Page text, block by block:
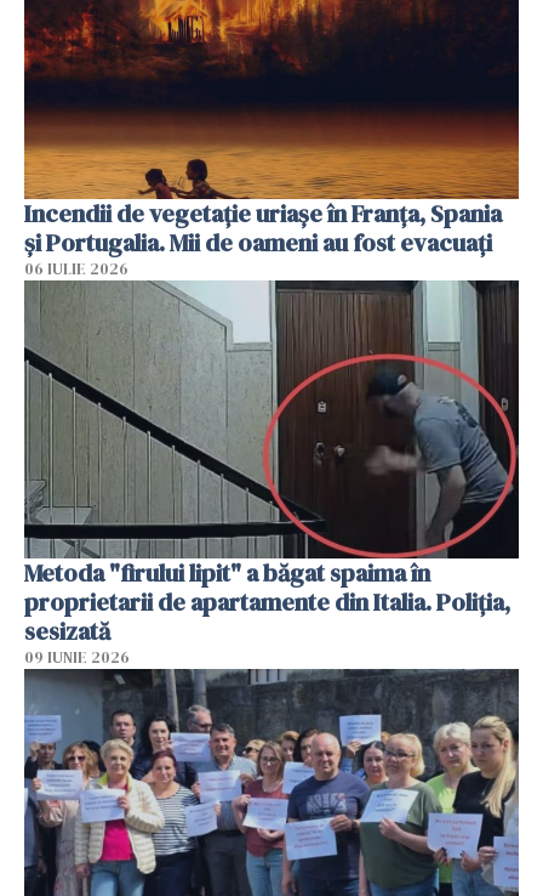
Incendii de vegetație uriașe în Franța, Spania
și Portugalia. Mii de oameni au fost evacuați
06 IULIE 2026
Metoda "firului lipit" a băgat spaima în
proprietarii de apartamente din Italia. Poliția,
sesizată
09 IUNIE 2026